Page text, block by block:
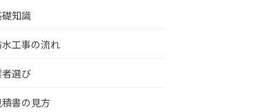
知識
水工事の流れ
選び
積書の見方